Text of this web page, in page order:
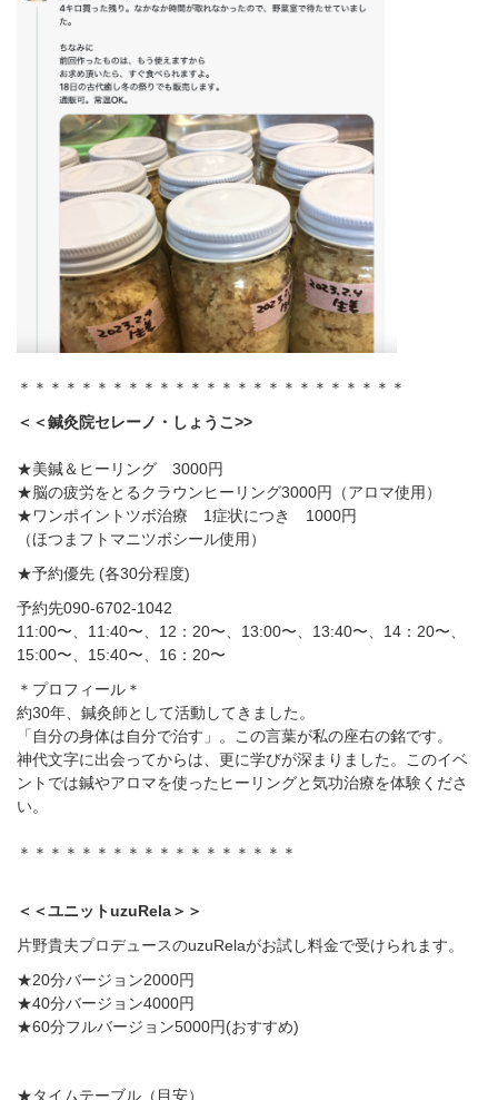
＊＊＊＊＊＊＊＊＊＊＊＊＊＊＊＊＊＊＊＊＊＊＊＊＊
＜＜鍼灸院セレーノ・しょうこ>>
★美鍼＆ヒーリング 3000円
★脳の疲労をとるクラウンヒーリング3000円（アロマ使用）
★ワンポイントツボ治療 1症状につき 1000円
（ほつまフトマニツボシール使用）
★予約優先 (各30分程度)
予約先090-6702-1042
11:00〜、11:40〜、12：20〜、13:00〜、13:40〜、14：20〜、
15:00〜、15:40〜、16：20〜
＊プロフィール＊
約30年、鍼灸師として活動してきました。
「自分の身体は自分で治す」。この言葉が私の座右の銘です。
神代文字に出会ってからは、更に学びが深まりました。このイベ
ントでは鍼やアロマを使ったヒーリングと気功治療を体験くださ
い。
＊＊＊＊＊＊＊＊＊＊＊＊＊＊＊＊＊＊
＜＜ユニットuzuRela＞＞
片野貴夫プロデュースのuzuRelaがお試し料金で受けられます。
★20分バージョン2000円
★40分バージョン4000円
★60分フルバージョン5000円(おすすめ)
★タイムテーブル（目安）